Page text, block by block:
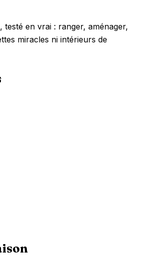
testé en vrai : ranger, aménager,
miracles ni intérieurs de